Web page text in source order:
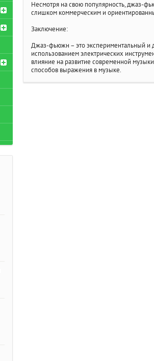
Несмотря на свою популярность, джаз-
слишком коммерческим и
Заключение:
Джаз-фьюжн – это экспериментальный и
использованием электрических
влияние на развитие современной
способов выражения в музыке.